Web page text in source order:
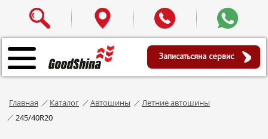
Записатьсяна сервис
Главная Каталог Автошины
Летние автошины
245/40R20